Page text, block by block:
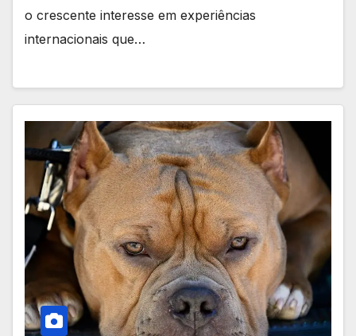
o crescente interesse em experiências
internacionais que…